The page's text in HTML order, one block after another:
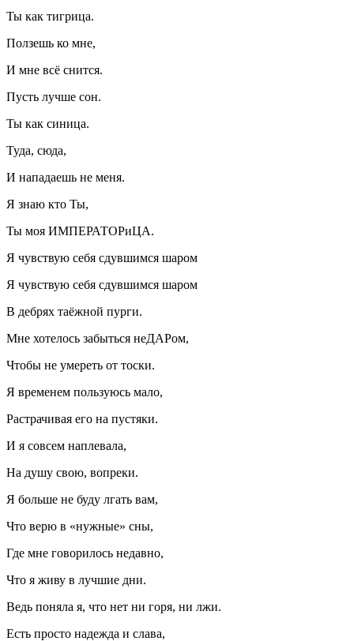
Ты как тигрица.
Ползешь ко мне,
И мне всё снится.
Пусть лучше сон.
Ты как синица.
Туда, сюда,
И нападаешь не меня.
Я знаю кто Ты,
Ты моя ИМПЕРАТОРиЦА.
Я чувствую себя сдувшимся шаром
Я чувствую себя сдувшимся шаром
В дебрях таёжной пурги.
Мне хотелось забыться неДАРом,
Чтобы не умереть от тоски.
Я временем пользуюсь мало,
Растрачивая его на пустяки.
И я совсем наплевала,
На душу свою, вопреки.
Я больше не буду лгать вам,
Что верю в «нужные» сны,
Где мне говорилось недавно,
Что я живу в лучшие дни.
Ведь поняла я, что нет ни горя, ни лжи.
Есть просто надежда и слава,